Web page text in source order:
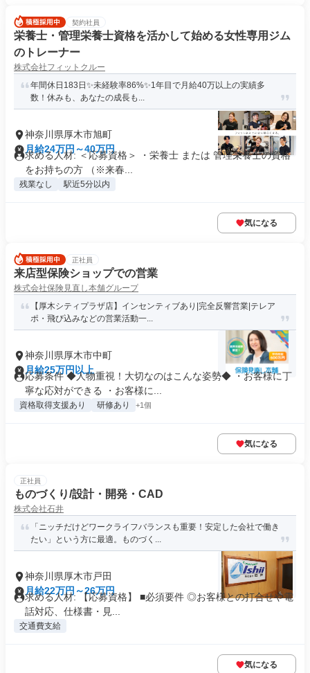
契約社員
栄養士・管理栄養士資格を活かして始める女性専用ジム
のトレーナー
株式会社フィットクルー
年間休日183日✨未経験率86%✨1年目で月給40万以上の実績多
数！休みも、あなたの成長も...
神奈川県厚木市旭町
月給24万円～40万円
求める人材: ＜応募資格＞ ・栄養士 または 管理栄養士の資格
をお持ちの方 （※来春...
残業なし 駅近5分以内
気になる
正社員
来店型保険ショップでの営業
株式会社保険見直し本舗グループ
【厚木シティプラザ店】インセンティブあり|完全反響営業|テレア
ポ・飛び込みなどの営業活動一...
神奈川県厚木市中町
月給25万円以上
応募条件 ◆人物重視！大切なのはこんな姿勢◆ ・お客様に丁
寧な応対ができる ・お客様に...
資格取得支援あり 研修あり +1個
気になる
正社員
ものづくり/設計・開発・CAD
株式会社石井
「ニッチだけどワークライフバランスも重要！安定した会社で働き
たい」という方に最適。ものづく...
神奈川県厚木市戸田
月給22万円～26万円
求める人材: 【応募資格】 ■必須要件 ◎お客様との打合せや電
話対応、仕様書・見...
交通費支給
気になる